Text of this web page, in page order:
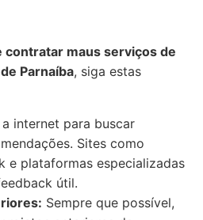
contratar maus serviços de
Parnaíba, siga estas
internet para buscar
Sites como
e plataformas especializadas
útil.
Sempre que possível,